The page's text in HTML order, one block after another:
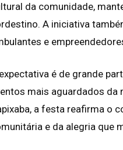
da comunidade,
A iniciativa
e
é de grande
mais aguardados da
a festa reafirma o
e da alegria que